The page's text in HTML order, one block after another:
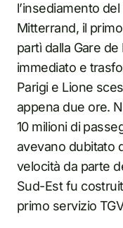
l’insediamento
Mitterrand, il
partì dalla Gare de
immediato e
Parigi e Lione
appena due ore.
10 milioni di
avevano dubitato
velocità da parte
Sud-Est fu
primo servizio